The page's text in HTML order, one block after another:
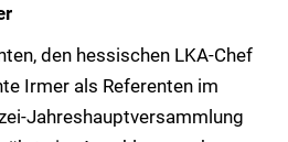
den hessischen LKA-Chef
Irmer als Referenten im
Jahreshauptversammlung